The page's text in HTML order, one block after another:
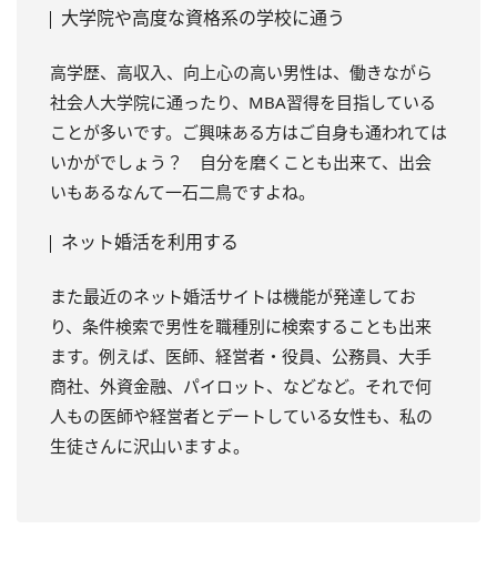
大学院や高度な資格系の学校に通う
高学歴、高収入、向上心の高い男性は、働きながら
社会人大学院に通ったり、MBA習得を目指している
ことが多いです。ご興味ある方はご自身も通われては
いかがでしょう？ 自分を磨くことも出来て、出会
いもあるなんて一石二鳥ですよね。
ネット婚活を利用する
また最近のネット婚活サイトは機能が発達してお
り、条件検索で男性を職種別に検索することも出来
ます。例えば、医師、経営者・役員、公務員、大手
商社、外資金融、パイロット、などなど。それで何
人もの医師や経営者とデートしている女性も、私の
生徒さんに沢山いますよ。